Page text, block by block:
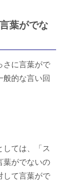
葉がでな
さに言葉がで
般的な言い回
しては、「ス
葉がでないの
して言葉がで